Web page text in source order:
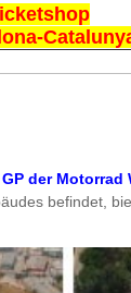
der Motorrad
befindet,